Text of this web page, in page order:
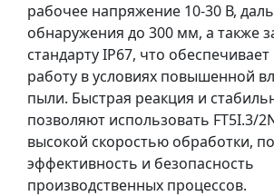
рабочее напряжение 10-30 В,
обнаружения до 300 мм, а также
стандарту IP67, что
работу в условиях повышенной
пыли. Быстрая реакция и
позволяют использовать FT5I.3/
высокой скоростью обработки,
эффективность и безопасность
производственных процессов.